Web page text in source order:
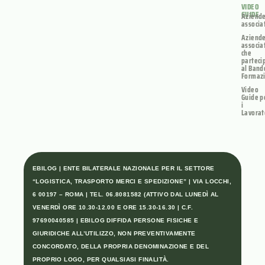
VIDEO
GUIDE
che
al
Video
Guide
i
EBILOG | ENTE BILATERALE NAZIONALE PER IL SETTORE
“LOGISTICA, TRASPORTO MERCI E SPEDIZIONE” | VIA LOCCHI,
6 00197 – ROMA | TEL. 06.8081582 (ATTIVO DAL LUNEDÌ AL
VENERDÌ ORE 10.30-12.00 E ORE 15.30-16.30 | C.F.
97690040585 | EBILOG DIFFIDA PERSONE FISICHE E
GIURIDICHE ALL’UTILIZZO, NON PREVENTIVAMENTE
CONCORDATO, DELLA PROPRIA DENOMINAZIONE E DEL
PROPRIO LOGO, PER QUALSIASI FINALITÀ.